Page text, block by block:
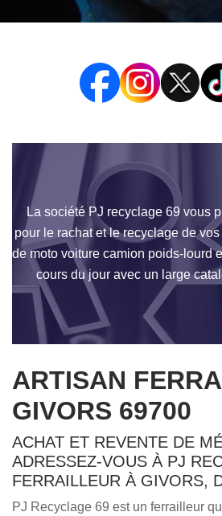
La société PJ recyclage 69 vous
pour le rachat et le recyclage de
de moto voiture camion poids-lourd
cours du jour avec un large
ARTISAN
GIVORS 69700
ACHAT ET REVENTE DE
ADRESSEZ-VOUS À PJ
FERRAILLEUR À GIVORS,
PJ Recyclage 69 est un ferrailleur